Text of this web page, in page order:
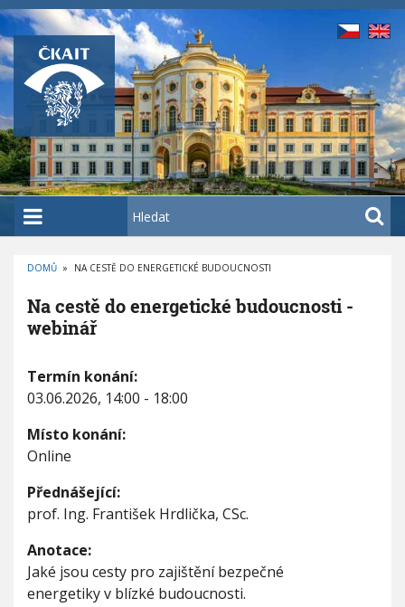
P
ř
e
j
t
k
h
l
d
t
O
B
E
Č
V
Á
N
A
G
C
DOMŮ » NA CESTĚ DO ENERGETICKÉ BUDOUCNOSTI
Na cestě do energetické budoucnosti -
webinář
N
a
c
e
s
t
d
o
e
n
e
r
g
Termín konání:
03.06.2026, 14:00 - 18:00
Místo konání:
Online
Anotace:
Jaké jsou cesty pro zajištění bezpečné
energetiky v blízké budoucnosti.
Přednášející:
prof. Ing. František Hrdlička, CSc.